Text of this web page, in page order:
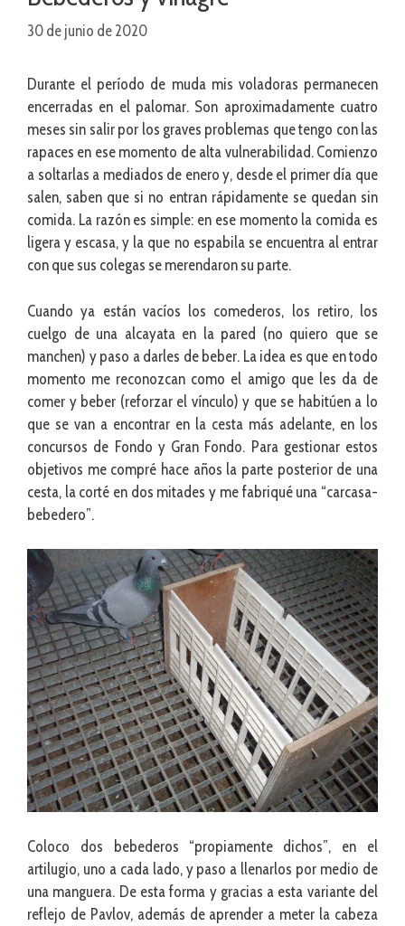
30 de junio de 2020
Durante el período de muda mis voladoras permanecen
encerradas en el palomar. Son aproximadamente cuatro
meses sin salir por los graves problemas que tengo con las
rapaces en ese momento de alta vulnerabilidad. Comienzo
a soltarlas a mediados de enero y, desde el primer día que
salen, saben que si no entran rápidamente se quedan sin
comida. La razón es simple: en ese momento la comida es
ligera y escasa, y la que no espabila se encuentra al entrar
con que sus colegas se merendaron su parte.
Cuando ya están vacíos los comederos, los retiro, los
cuelgo de una alcayata en la pared (no quiero que se
manchen) y paso a darles de beber. La idea es que en todo
momento me reconozcan como el amigo que les da de
comer y beber (reforzar el vínculo) y que se habitúen a lo
que se van a encontrar en la cesta más adelante, en los
concursos de Fondo y Gran Fondo. Para gestionar estos
objetivos me compré hace años la parte posterior de una
cesta, la corté en dos mitades y me fabriqué una “carcasa-
bebedero”.
Coloco dos bebederos “propiamente dichos”, en el
artilugio, uno a cada lado, y paso a llenarlos por medio de
una manguera. De esta forma y gracias a esta variante del
reflejo de Pavlov, además de aprender a meter la cabeza